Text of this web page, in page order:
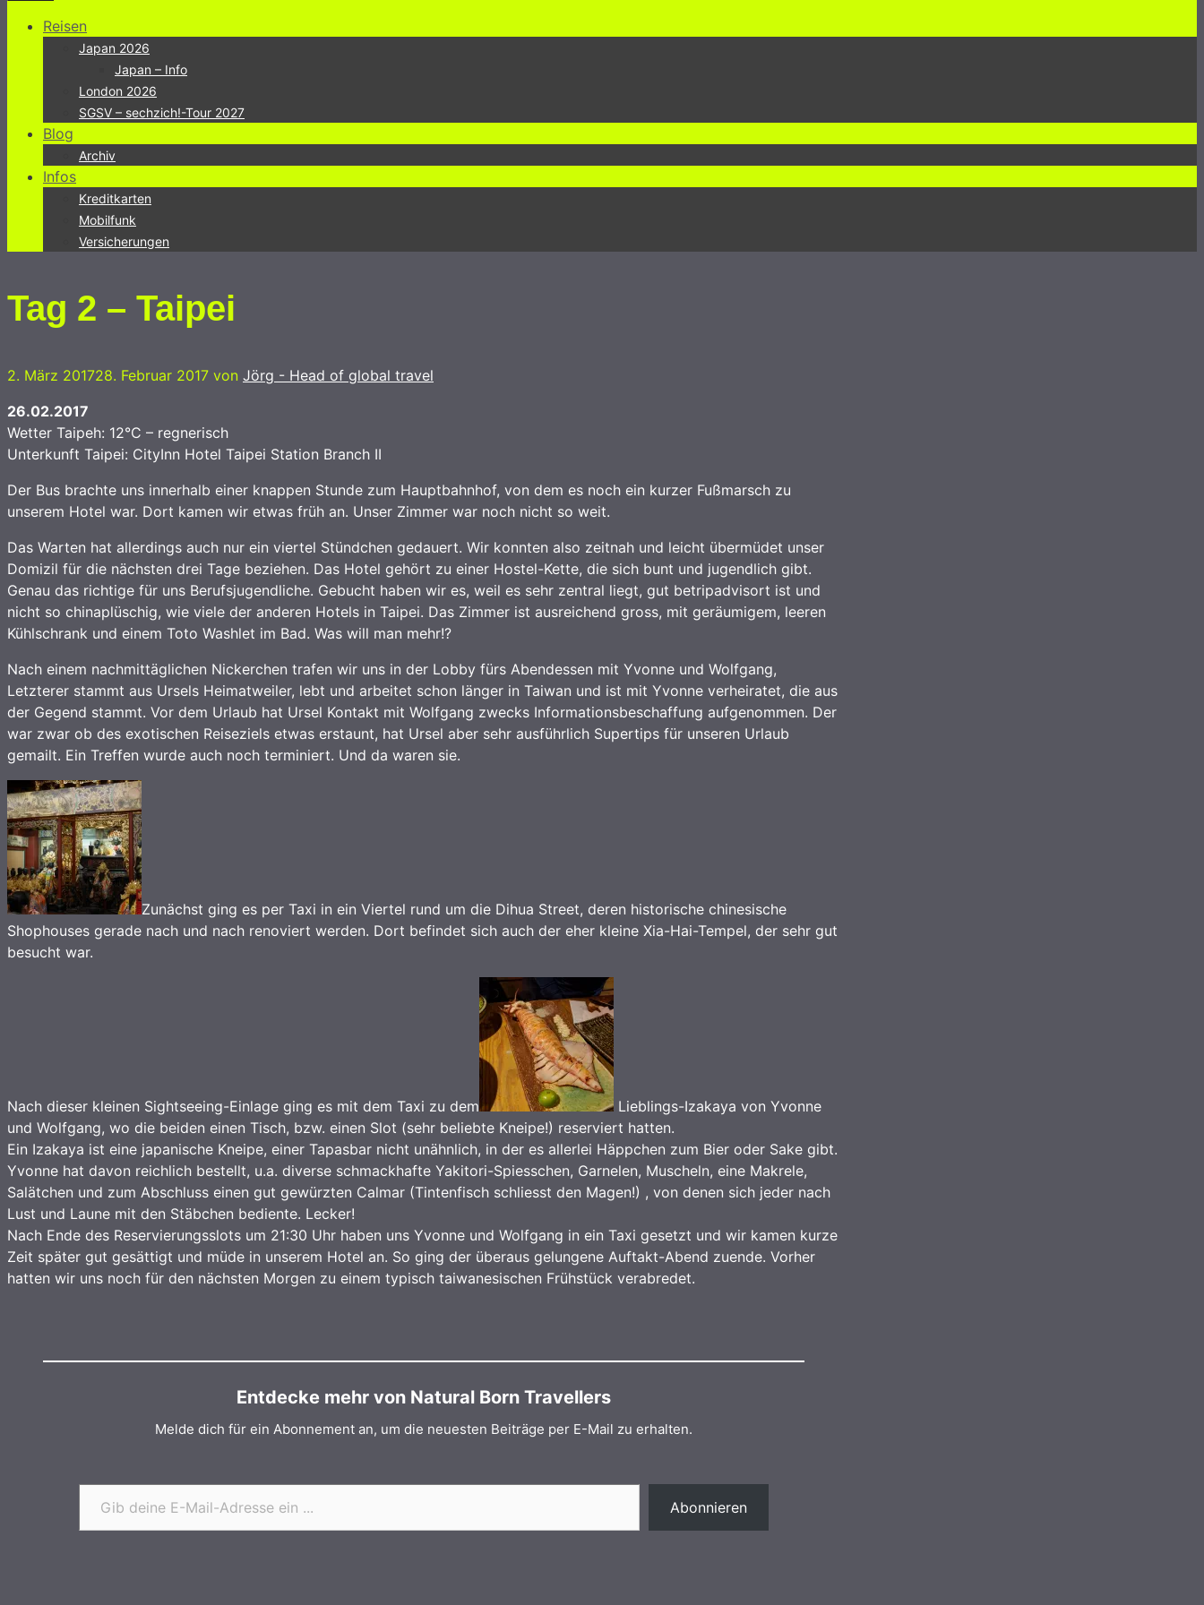
Reisen
Japan 2026
Japan – Info
London 2026
SGSV – sechzich!-Tour 2027
Blog
Archiv
Infos
Kreditkarten
Mobilfunk
Versicherungen
Tag 2 – Taipei
2. März 201728. Februar 2017 von Jörg - Head of global travel
26.02.2017
Wetter Taipeh: 12°C – regnerisch
Unterkunft Taipei: CityInn Hotel Taipei Station Branch II
Der Bus brachte uns innerhalb einer knappen Stunde zum Hauptbahnhof, von dem es noch ein kurzer Fußmarsch zu
unserem Hotel war. Dort kamen wir etwas früh an. Unser Zimmer war noch nicht so weit.
Das Warten hat allerdings auch nur ein viertel Stündchen gedauert. Wir konnten also zeitnah und leicht übermüdet unser
Domizil für die nächsten drei Tage beziehen. Das Hotel gehört zu einer Hostel-Kette, die sich bunt und jugendlich gibt.
Genau das richtige für uns Berufsjugendliche. Gebucht haben wir es, weil es sehr zentral liegt, gut betripadvisort ist und
nicht so chinaplüschig, wie viele der anderen Hotels in Taipei. Das Zimmer ist ausreichend gross, mit geräumigem, leeren
Kühlschrank und einem Toto Washlet im Bad. Was will man mehr!?
Nach einem nachmittäglichen Nickerchen trafen wir uns in der Lobby fürs Abendessen mit Yvonne und Wolfgang,
Letzterer stammt aus Ursels Heimatweiler, lebt und arbeitet schon länger in Taiwan und ist mit Yvonne verheiratet, die aus
der Gegend stammt. Vor dem Urlaub hat Ursel Kontakt mit Wolfgang zwecks Informationsbeschaffung aufgenommen. Der
war zwar ob des exotischen Reiseziels etwas erstaunt, hat Ursel aber sehr ausführlich Supertips für unseren Urlaub
gemailt. Ein Treffen wurde auch noch terminiert. Und da waren sie.
Zunächst ging es per Taxi in ein Viertel rund um die Dihua Street, deren historische chinesische
Shophouses gerade nach und nach renoviert werden. Dort befindet sich auch der eher kleine Xia-Hai-Tempel, der sehr gut
besucht war.
Nach dieser kleinen Sightseeing-Einlage ging es mit dem Taxi zu dem
Lieblings-Izakaya von Yvonne
und Wolfgang, wo die beiden einen Tisch, bzw. einen Slot (sehr beliebte Kneipe!) reserviert hatten.
Ein Izakaya ist eine japanische Kneipe, einer Tapasbar nicht unähnlich, in der es allerlei Häppchen zum Bier oder Sake gibt.
Yvonne hat davon reichlich bestellt, u.a. diverse schmackhafte Yakitori-Spiesschen, Garnelen, Muscheln, eine Makrele,
Salätchen und zum Abschluss einen gut gewürzten Calmar (Tintenfisch schliesst den Magen!) , von denen sich jeder nach
Lust und Laune mit den Stäbchen bediente. Lecker!
Nach Ende des Reservierungsslots um 21:30 Uhr haben uns Yvonne und Wolfgang in ein Taxi gesetzt und wir kamen kurze
Zeit später gut gesättigt und müde in unserem Hotel an. So ging der überaus gelungene Auftakt-Abend zuende. Vorher
hatten wir uns noch für den nächsten Morgen zu einem typisch taiwanesischen Frühstück verabredet.
Entdecke mehr von Natural Born Travellers
Melde dich für ein Abonnement an, um die neuesten Beiträge per E-Mail zu erhalten.
Gib deine E-Mail-Adresse ein ...
Abonnieren